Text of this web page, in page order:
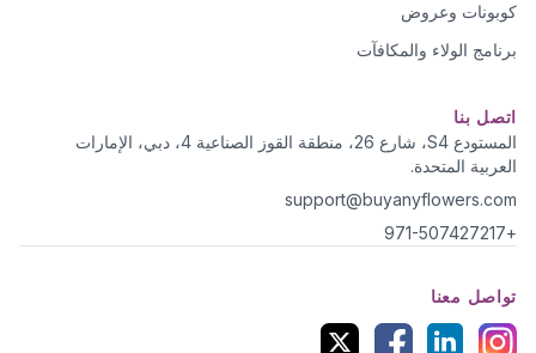
كوبونات وعروض
برنامج الولاء والمكافآت
اتصل بنا
المستودع S4، شارع 26، منطقة القوز الصناعية 4، دبي، الإمارات
العربية المتحدة.
support@buyanyflowers.com
+971-507427217
تواصل معنا